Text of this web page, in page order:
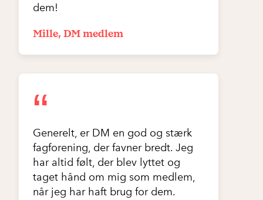
dem!
Mille, DM medlem
“
Generelt, er DM en god og stærk
fagforening, der favner bredt. Jeg
har altid følt, der blev lyttet og
taget hånd om mig som medlem,
når jeg har haft brug for dem.